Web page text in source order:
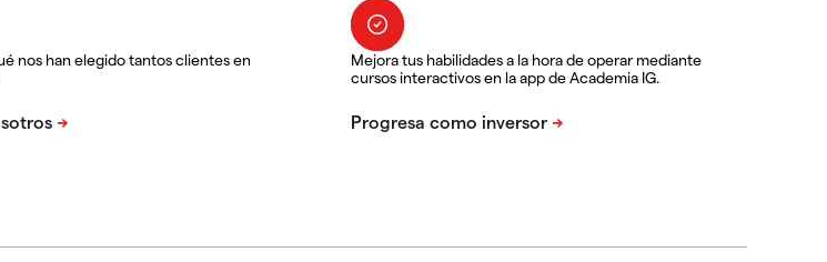
nos han elegido tantos clientes en
Mejora tus habilidades a la hora de operar mediante
cursos interactivos en la app de Academia IG.